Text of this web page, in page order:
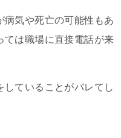
病気や死亡の可能性もあ
ては職場に直接電話が来
していることがバレてし